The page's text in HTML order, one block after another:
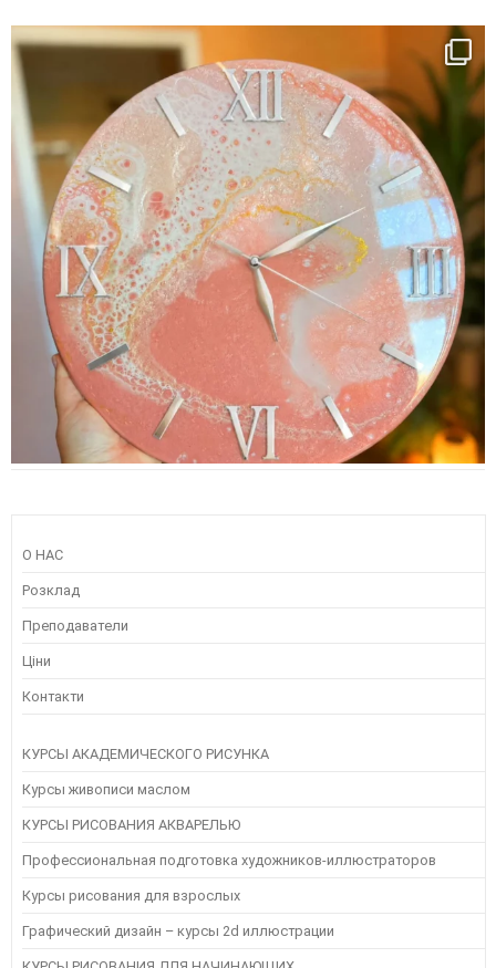
О НАС
Розклад
Преподаватели
Ціни
Контакти
КУРСЫ АКАДЕМИЧЕСКОГО РИСУНКА
Курсы живописи маслом
КУРСЫ РИСОВАНИЯ АКВАРЕЛЬЮ
Профессиональная подготовка художников-иллюстраторов
Курсы рисования для взрослых
Графический дизайн – курсы 2d иллюстрации